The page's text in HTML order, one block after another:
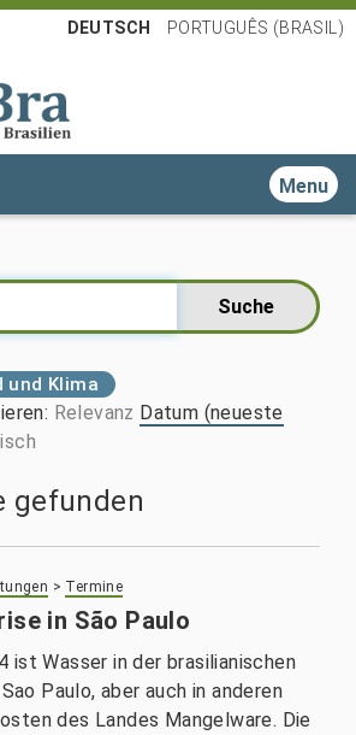
DEUTSCH PORTUGUÊS (BRASIL)
Toggle
und Klima
: Relevanz Datum (neueste
gefunden
> Termine
in São Paulo
ist Wasser in der brasilianischen
Paulo, aber auch in anderen
des Landes Mangelware. Die